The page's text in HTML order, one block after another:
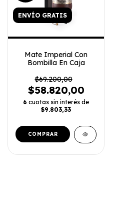
ENVÍO GRATIS
Mate Imperial Con
Bombilla En Caja
$69.200,00
$58.820,00
6 cuotas sin interés de
$9.803,33
COMPRAR